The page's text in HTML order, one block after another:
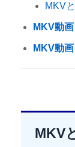
MKV
MKV動
MKV動
MKV